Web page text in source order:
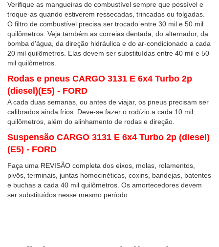
Verifique as mangueiras do combustível sempre que possível e
troque-as quando estiverem ressecadas, trincadas ou folgadas.
O filtro de combustível precisa ser trocado entre 30 mil e 50 mil
quilômetros. Veja também as correias dentada, do alternador, da
bomba d'água, da direção hidráulica e do ar-condicionado a cada
20 mil quilômetros. Elas devem ser substituídas entre 40 mil e 50
mil quilômetros.
Rodas e pneus CARGO 3131 E 6x4 Turbo 2p
(diesel)(E5) - FORD
A cada duas semanas, ou antes de viajar, os pneus precisam ser
calibrados ainda frios. Deve-se fazer o rodízio a cada 10 mil
quilômetros, além do alinhamento de rodas e direção.
Suspensão CARGO 3131 E 6x4 Turbo 2p (diesel)
(E5) - FORD
Faça uma REVISÃO completa dos eixos, molas, rolamentos,
pivôs, terminais, juntas homocinéticas, coxins, bandejas, batentes
e buchas a cada 40 mil quilômetros. Os amortecedores devem
ser substituídos nesse mesmo período.